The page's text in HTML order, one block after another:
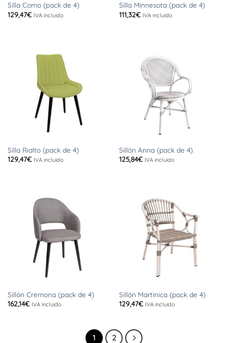
Silla Como (pack de 4)
129,47€ IVA incluido
Silla Minnesota (pack de 4)
111,32€ IVA incluido
Silla Rialto (pack de 4)
129,47€ IVA incluido
Sillón Anna (pack de 4)
125,84€ IVA incluido
Sillón Cremona (pack de 4)
162,14€ IVA incluido
Sillón Martinica (pack de 4)
129,47€ IVA incluido
1 2